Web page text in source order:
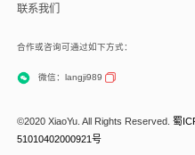
联系我们
合作或咨询可通过如下方式：
微信：langji989
©2020 XiaoYu. All Rights Reserved.蜀
51010402000921号